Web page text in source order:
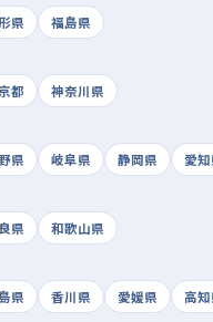
県 福島県
都 神奈川県
県 岐阜県 静岡県 愛
県 和歌山県
県 香川県 愛媛県 高知